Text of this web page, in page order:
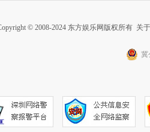
© 2008-2024 东方娱乐网版权所有 关
冀